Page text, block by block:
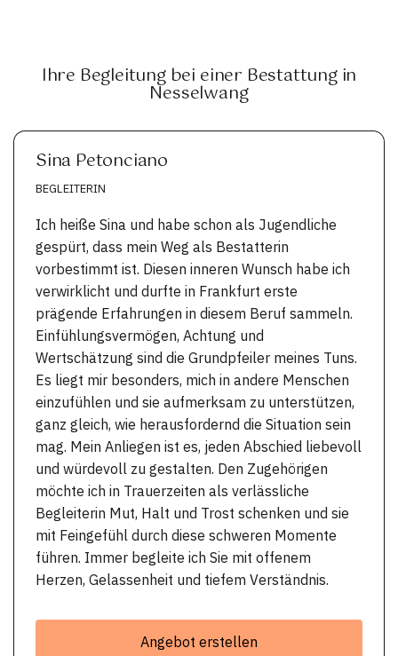
Ihre Begleitung bei einer Bestattung in
Nesselwang
Sina Petonciano
BEGLEITERIN
Ich heiße Sina und habe schon als Jugendliche
gespürt, dass mein Weg als Bestatterin
vorbestimmt ist. Diesen inneren Wunsch habe ich
verwirklicht und durfte in Frankfurt erste
prägende Erfahrungen in diesem Beruf sammeln.
Einfühlungsvermögen, Achtung und
Wertschätzung sind die Grundpfeiler meines Tuns.
Es liegt mir besonders, mich in andere Menschen
einzufühlen und sie aufmerksam zu unterstützen,
ganz gleich, wie herausfordernd die Situation sein
mag. Mein Anliegen ist es, jeden Abschied liebevoll
und würdevoll zu gestalten. Den Zugehörigen
möchte ich in Trauerzeiten als verlässliche
Begleiterin Mut, Halt und Trost schenken und sie
mit Feingefühl durch diese schweren Momente
führen. Immer begleite ich Sie mit offenem
Herzen, Gelassenheit und tiefem Verständnis.
Angebot erstellen